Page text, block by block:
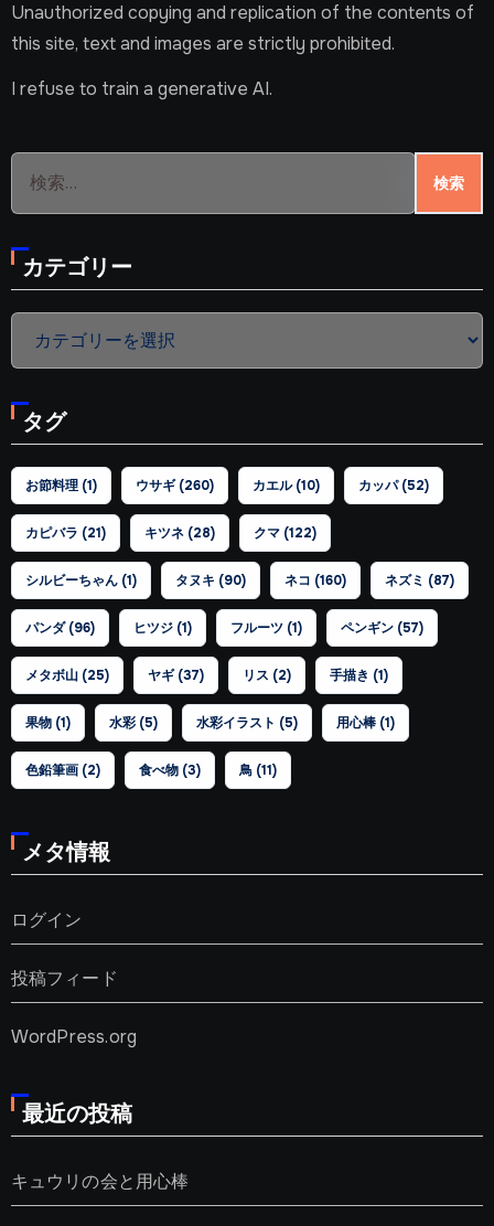
Unauthorized copying and replication of the contents of
this site, text and images are strictly prohibited.
I refuse to train a generative AI.
検
カテゴリー
カ
リ
ー
タグ
お節料理(1) ウサギ(260) カエル(10) カッパ(52)
カピバラ (21) キツネ(28) クマ(122)
シルビーちゃん(1) タヌキ (90) ネコ (160) ネズミ (87)
パンダ(96) ヒツジ(1) フルーツ(1) ペンギン(57)
メタボ山(25) ヤギ(37) リス (2) 手描き (1)
果物(1) 水彩(5) 水彩イラスト (5) 用心棒(1)
色鉛筆画(2) 食べ物(3) 鳥(11)
メタ情報
ログイン
投稿フィード
WordPress.org
最近の投稿
キュウリの会と用心棒